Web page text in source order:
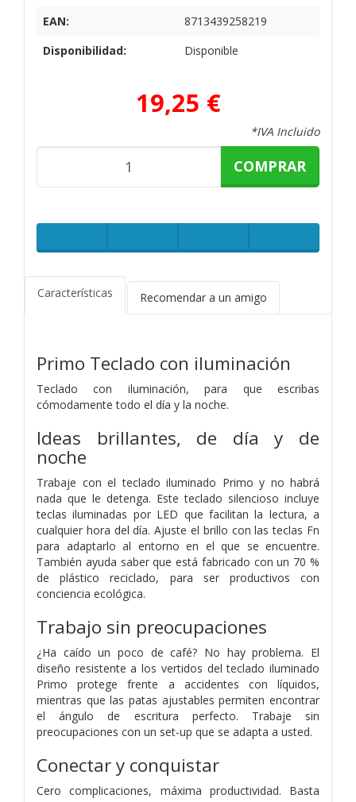
EAN:
8713439258219
Disponibilidad:
Disponible
19,25 €
*IVA Incluido
COMPRAR
Características Recomendar a un amigo
Primo Teclado con iluminación
Teclado con iluminación, para que escribas
cómodamente todo el día y la noche.
Ideas brillantes, de día y de
noche
Trabaje con el teclado iluminado Primo y no habrá
nada que le detenga. Este teclado silencioso incluye
teclas iluminadas por LED que facilitan la lectura, a
cualquier hora del día. Ajuste el brillo con las teclas Fn
para adaptarlo al entorno en el que se encuentre.
También ayuda saber que está fabricado con un 70 %
de plástico reciclado, para ser productivos con
conciencia ecológica.
Trabajo sin preocupaciones
¿Ha caído un poco de café? No hay problema. El
diseño resistente a los vertidos del teclado iluminado
Primo protege frente a accidentes con líquidos,
mientras que las patas ajustables permiten encontrar
el ángulo de escritura perfecto. Trabaje sin
preocupaciones con un set-up que se adapta a usted.
Conectar y conquistar
Cero complicaciones, máxima productividad. Basta